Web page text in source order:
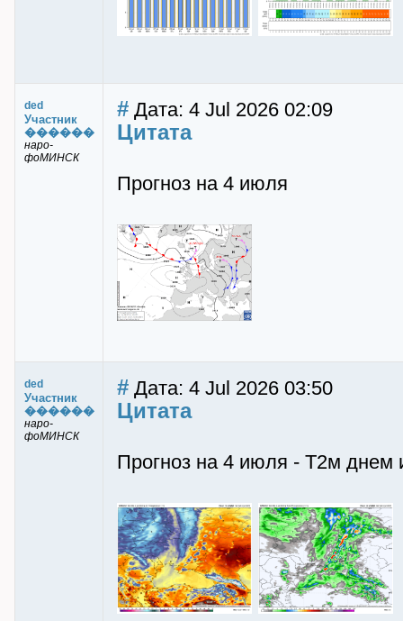
ded
Участник
������
наро-
фоМИНСК
# Дата: 4 Jul 2026 02:09
Цитата
Прогноз на 4 июля
ded
Участник
������
наро-
фоМИНСК
# Дата: 4 Jul 2026 03:50
Цитата
Прогноз на 4 июля - Т2м днем